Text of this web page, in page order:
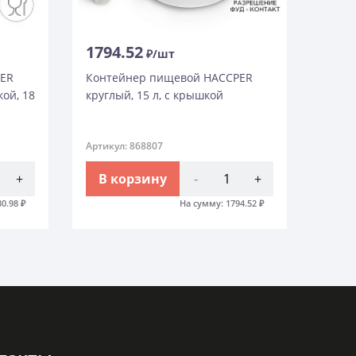
18
+
₽
1794.52 ₽/шт
Контейнер пищевой HACCPER
круглый, 15 л, с крышкой
Артикул: 868807
В корзину - +
На сумму: 1794.52 ₽